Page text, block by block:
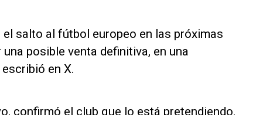
salto al fútbol europeo en las próximas
posible venta definitiva, en una
en X.
confirmó el club que lo está pretendiendo.